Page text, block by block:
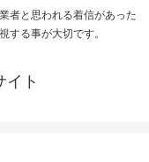
者と思われる着信があった
する事が大切です。
イト